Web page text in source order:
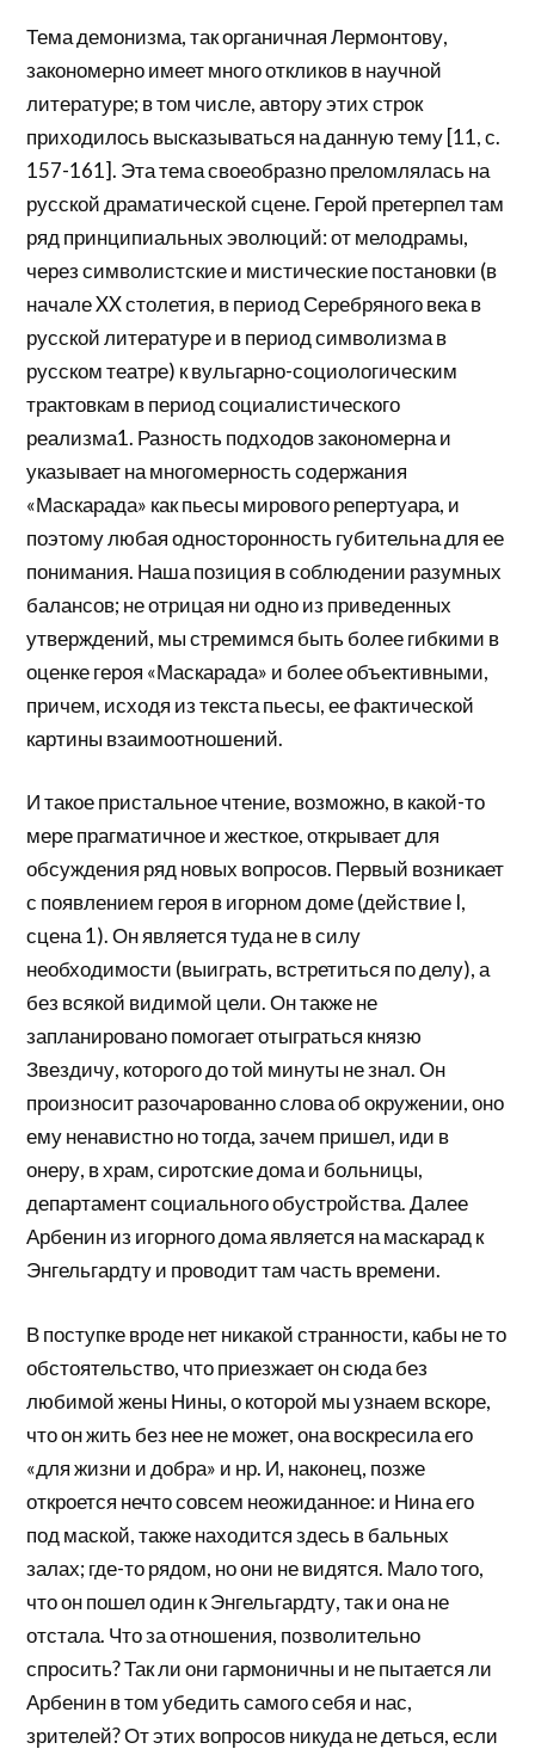
Тема демонизма, так органичная Лермонтову,
закономерно имеет много откликов в научной
литературе; в том числе, автору этих строк
приходилось высказываться на данную тему [11, с.
157-161]. Эта тема своеобразно преломлялась на
русской драматической сцене. Герой претерпел там
ряд принципиальных эволюций: от мелодрамы,
через символистские и мистические постановки (в
начале XX столетия, в период Серебряного века в
русской литературе и в период символизма в
русском театре) к вульгарно-социологическим
трактовкам в период социалистического
реализма1. Разность подходов закономерна и
указывает на многомерность содержания
«Маскарада» как пьесы мирового репертуара, и
поэтому любая односторонность губительна для ее
понимания. Наша позиция в соблюдении разумных
балансов; не отрицая ни одно из приведенных
утверждений, мы стремимся быть более гибкими в
оценке героя «Маскарада» и более объективными,
причем, исходя из текста пьесы, ее фактической
картины взаимоотношений.
И такое пристальное чтение, возможно, в какой-то
мере прагматичное и жесткое, открывает для
обсуждения ряд новых вопросов. Первый возникает
с появлением героя в игорном доме (действие I,
сцена 1). Он является туда не в силу
необходимости (выиграть, встретиться по делу), а
без всякой видимой цели. Он также не
запланировано помогает отыграться князю
Звездичу, которого до той минуты не знал. Он
произносит разочарованно слова об окружении, оно
ему ненавистно но тогда, зачем пришел, иди в
онеру, в храм, сиротские дома и больницы,
департамент социального обустройства. Далее
Арбенин из игорного дома является на маскарад к
Энгельгардту и проводит там часть времени.
В поступке вроде нет никакой странности, кабы не то
обстоятельство, что приезжает он сюда без
любимой жены Нины, о которой мы узнаем вскоре,
что он жить без нее не может, она воскресила его
«для жизни и добра» и нр. И, наконец, позже
откроется нечто совсем неожиданное: и Нина его
под маской, также находится здесь в бальных
залах; где-то рядом, но они не видятся. Мало того,
что он пошел один к Энгельгардту, так и она не
отстала. Что за отношения, позволительно
спросить? Так ли они гармоничны и не пытается ли
Арбенин в том убедить самого себя и нас,
зрителей? От этих вопросов никуда не деться, если